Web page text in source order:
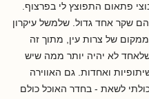
פתאום התפוצץ לי בפרצוף.
שקר אחד גדול. שלמשל עיקרון
ממקום של צרות עין, מתוך זה
לא יהיה יותר ממה שיש
ואחדות. גם האווירה
לשאת - בחדר האוכל כולם